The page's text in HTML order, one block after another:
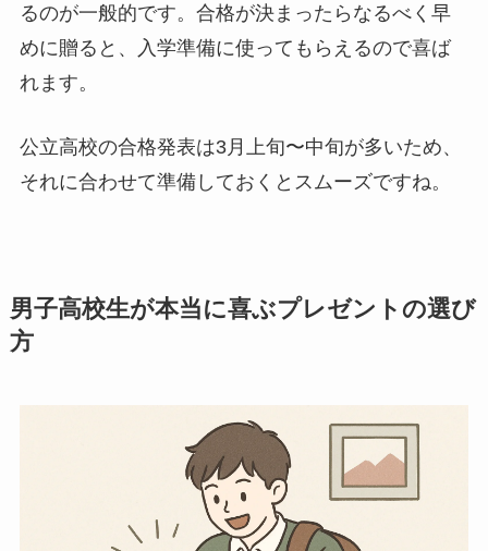
るのが一般的です。合格が決まったらなるべく早
めに贈ると、入学準備に使ってもらえるので喜ば
れます。
公立高校の合格発表は3月上旬〜中旬が多いため、
それに合わせて準備しておくとスムーズですね。
男子高校生が本当に喜ぶプレゼントの選び
方